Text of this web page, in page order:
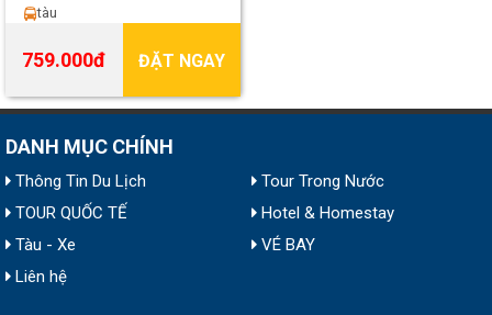
tàu
759.000đ ĐẶT NGAY
DANH MỤC CHÍNH
Thông Tin Du Lịch
Tour Trong Nước
TOUR QUỐC TẾ
Hotel & Homestay
Tàu - Xe
VÉ BAY
Liên hệ